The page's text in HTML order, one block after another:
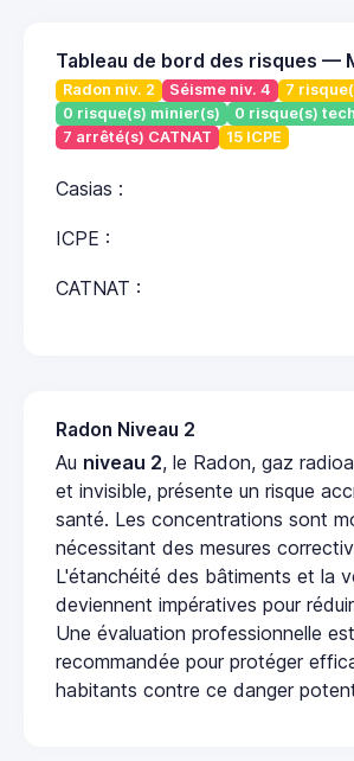
Tableau de bord des risques —
Radon niv. 2 Séisme niv. 4
7
0 risque(s) minier(s)
0 risque(s)
7 arrêté(s) CATNAT
15 ICPE
Casias :
ICPE :
CATNAT :
Radon Niveau 2
Au niveau 2, le Radon, gaz
et invisible, présente un risque
santé. Les concentrations sont
nécessitant des mesures
L'étanchéité des bâtiments et la
deviennent impératives pour
Une évaluation professionnelle est
recommandée pour protéger
habitants contre ce danger